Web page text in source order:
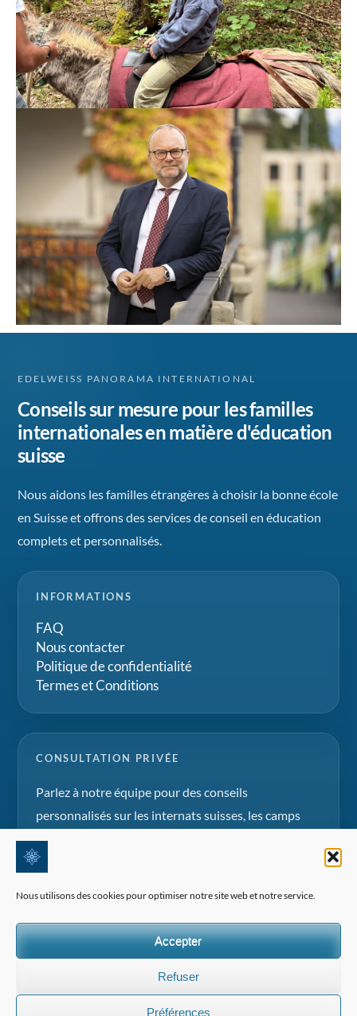
Nous utilisons des cookies pour optimiser notre site web et notre service.
Accepter
Refuser
Préférences
EDELWEISS PANORAMA INTERNATIONAL
Conseils sur mesure pour les familles
internationales en matière d'éducation
suisse
Nous aidons les familles étrangères à choisir la bonne école
en Suisse et offrons des services de conseil en éducation
complets et personnalisés.
INFORMATIONS
FAQ
Nous contacter
Politique de confidentialité
Termes et Conditions
CONSULTATION PRIVÉE
Parlez à notre équipe pour des conseils
personnalisés sur les internats suisses, les camps
d'été et les projets d'éducation familiale.
©2026 Tous droits réservés | Edelweiss Panorama International